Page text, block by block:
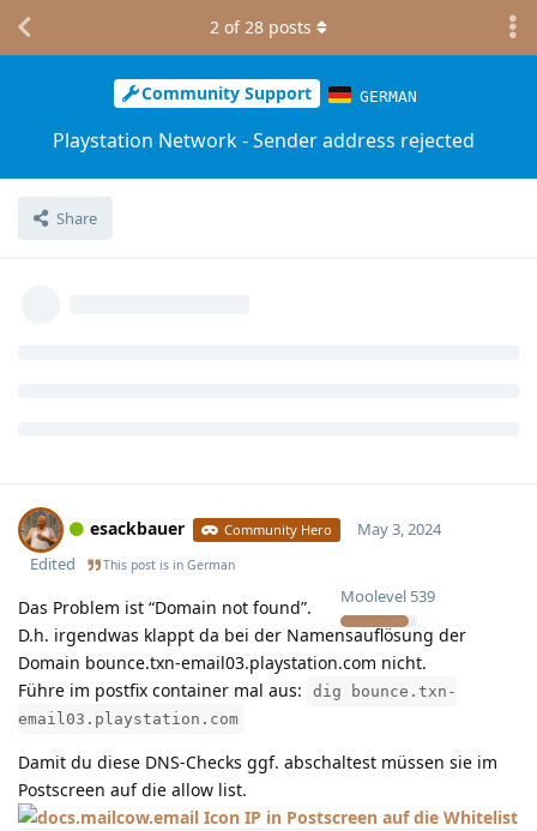
Community Support GERMAN
Playstation Network - Sender address rejected
Share
2 of28 posts
esackbauer Community Hero
Moolevel 539
May 3, 2024
Edited
This post is in German
Das Problem ist “Domain not found”.
D.h. irgendwas klappt da bei der Namensauflösung der
Domain bounce.txn-email03.playstation.com nicht.
Führe im postfix container mal aus:
dig bounce.txn-
email03.playstation.com
Damit du diese DNS-Checks ggf. abschaltest müssen sie im
Postscreen auf die allow list.
IP in Postscreen auf die Whitelist